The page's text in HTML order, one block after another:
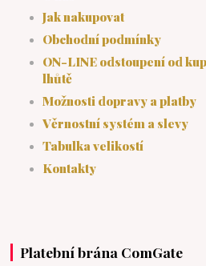
Jak nakupovat
Obchodní podmínky
ON-LINE odstoupení od
lhůtě
Možnosti dopravy a platby
Věrnostní systém a slevy
Tabulka velikostí
Kontakty
Platební brána ComGate